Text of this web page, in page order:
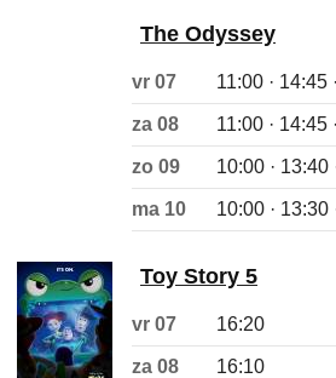
The Odyssey
vr 07 11:00 · 14:45
za 08 11:00 · 14:45
zo 09 10:00 · 13:40
ma 10 10:00 · 13:30
Toy Story 5
vr 07 16:20
za 08 16:10